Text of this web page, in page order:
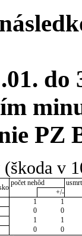
do
PZ
v
počet nehôd
+/-
1
1
0
0
1
1
0 0